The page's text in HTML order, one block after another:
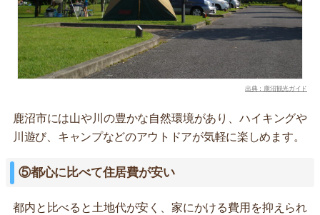
出典：鹿沼観光ガイド
鹿沼市には山や川の豊かな自然環境があり、ハイキングや
川遊び、キャンプなどのアウトドアが気軽に楽しめます。
⑤都心に比べて住居費が安い
都内と比べると土地代が安く、家にかける費用を抑えられ